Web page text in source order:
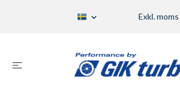
Exkl. moms